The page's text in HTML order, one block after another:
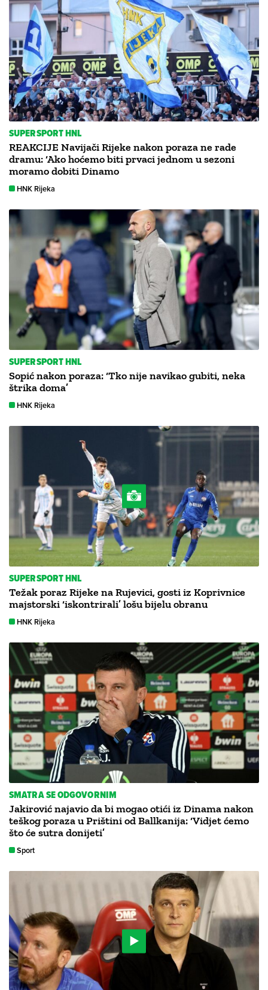
SUPERSPORT HNL
REAKCIJE Navijači Rijeke nakon poraza ne rade
dramu: ‘Ako hoćemo biti prvaci jednom u sezoni
moramo dobiti Dinamo
HNK Rijeka
SUPERSPORT HNL
Sopić nakon poraza: ‘Tko nije navikao gubiti, neka
štrika doma’
HNK Rijeka
SUPERSPORT HNL
Težak poraz Rijeke na Rujevici, gosti iz Koprivnice
majstorski ‘iskontrirali’ lošu bijelu obranu
HNK Rijeka
SMATRA SE ODGOVORNIM
Jakirović najavio da bi mogao otići iz Dinama nakon
teškog poraza u Prištini od Ballkanija: ‘Vidjet ćemo
što će sutra donijeti’
Sport